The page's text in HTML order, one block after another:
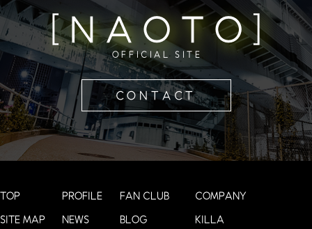
[NAOTO]
OFFICIAL SITE
CONTACT
TOP
SITE MAP
PROFILE
NEWS
FAN CLUB
BLOG
COMPANY
KILLA